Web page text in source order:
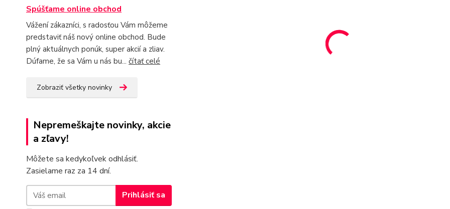
Spúšťame online obchod
Vážení zákazníci, s radosťou Vám môžeme
predstaviť náš nový online obchod. Bude
plný aktuálnych ponúk, super akcií a zliav.
Dúfame, že sa Vám u nás bu... čítať celé
Zobraziť všetky novinky
Nepremeškajte novinky, akcie
a zľavy!
Môžete sa kedykoľvek odhlásiť.
Zasielame raz za 14 dní.
Prihlásiť sa